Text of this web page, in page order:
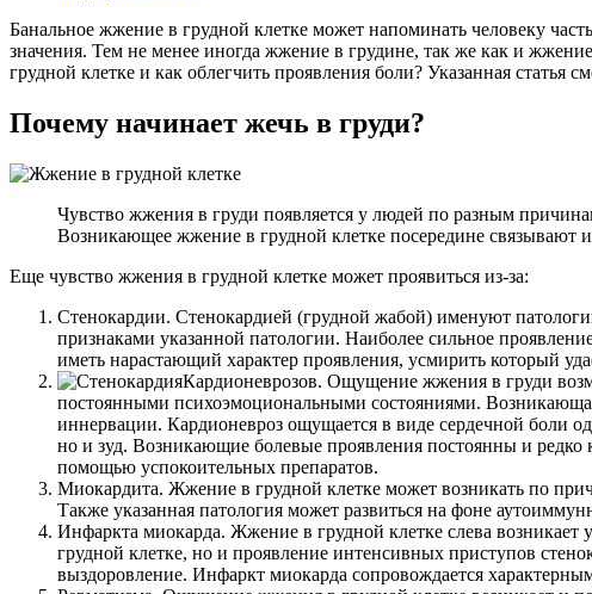
Банальное жжение в грудной клетке может напоминать человеку
значения. Тем не менее иногда жжение в грудине, так же как и
грудной клетке и как облегчить проявления боли? Указанная статья
Почему начинает жечь в груди?
Чувство жжения в груди появляется у людей по разным
Возникающее жжение в грудной клетке посередине связывают
Еще чувство жжения в грудной клетке может проявиться из-за:
Стенокардии. Стенокардией (грудной жабой) именуют
признаками указанной патологии. Наиболее сильное
иметь нарастающий характер проявления, усмирить который
Кардионеврозов. Ощущение жжения в груди
постоянными психоэмоциональными состояниями.
иннервации. Кардионевроз ощущается в виде сердечной боли
но и зуд. Возникающие болевые проявления постоянны и редко
помощью успокоительных препаратов.
Миокардита. Жжение в грудной клетке может возникать по
Также указанная патология может развиться на фоне
Инфаркта миокарда. Жжение в грудной клетке слева
грудной клетке, но и проявление интенсивных приступов
выздоровление. Инфаркт миокарда сопровождается